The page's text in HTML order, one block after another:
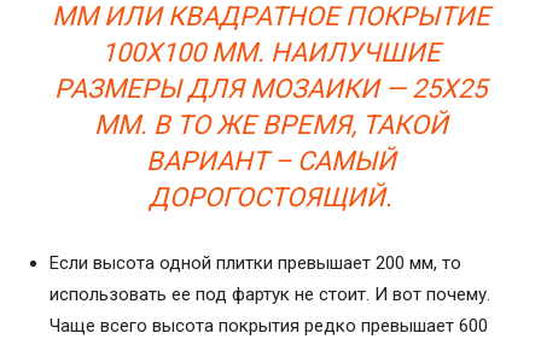
ММ ИЛИ КВАДРАТНОЕ ПОКРЫТИЕ
100Х100 ММ. НАИЛУЧШИЕ
РАЗМЕРЫ ДЛЯ МОЗАИКИ — 25Х25
ММ. В ТО ЖЕ ВРЕМЯ, ТАКОЙ
ВАРИАНТ – САМЫЙ
ДОРОГОСТОЯЩИЙ.
Если высота одной плитки превышает 200 мм, то
использовать ее под фартук не стоит. И вот почему.
Чаще всего высота покрытия редко превышает 600